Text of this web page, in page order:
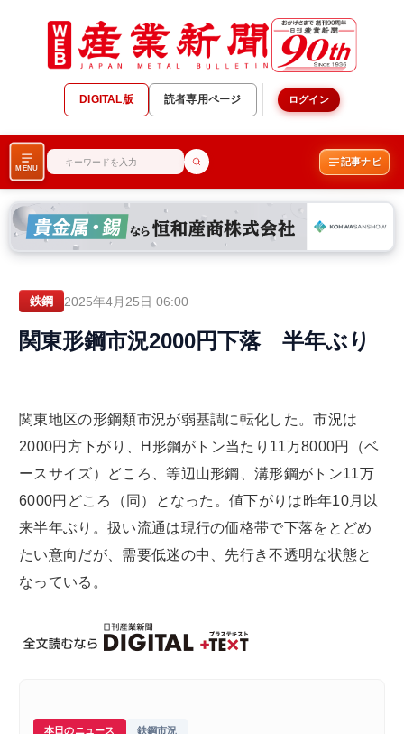
DIGITAL版 読者専用ページ ログイン
MENU
記事ナビ
鉄鋼 2025年4月25日 06:00
関東形鋼市況2000円下落 半年ぶり
関東地区の形鋼類市況が弱基調に転化した。市況は
2000円方下がり、H形鋼がトン当たり11万8000円（ベ
ースサイズ）どころ、等辺山形鋼、溝形鋼がトン11万
6000円どころ（同）となった。値下がりは昨年10月以
来半年ぶり。扱い流通は現行の価格帯で下落をとどめ
たい意向だが、需要低迷の中、先行き不透明な状態と
なっている。
本日のニュース 鉄鋼市況